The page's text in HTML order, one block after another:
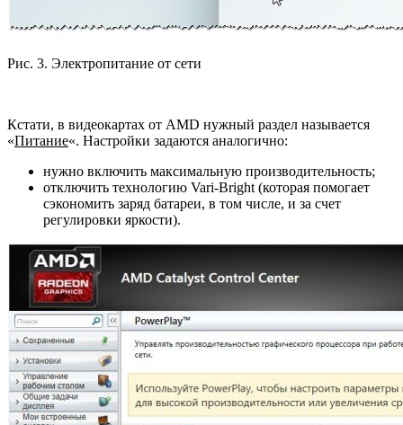
Рис. 3. Электропитание от сети
Кстати, в видеокартах от AMD нужный раздел называется
«Питание«. Настройки задаются аналогично:
нужно включить максимальную производительность;
отключить технологию Vari-Bright (которая помогает
сэкономить заряд батареи, в том числе, и за счет
регулировки яркости).